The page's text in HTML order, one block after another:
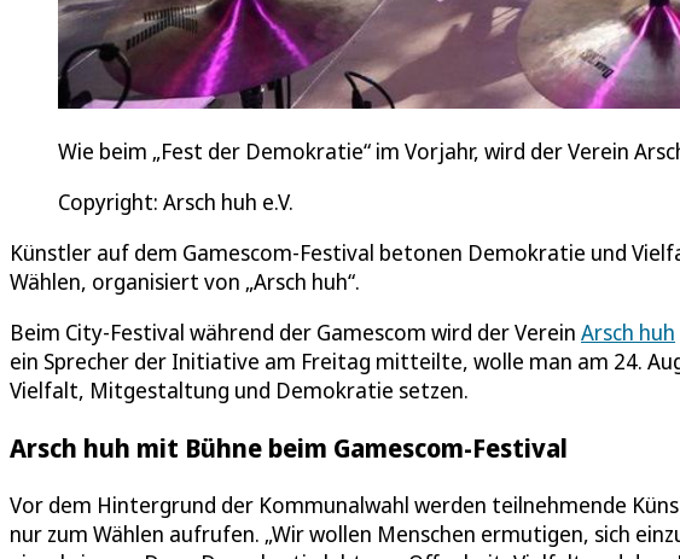
Wie beim „Fest der Demokratie“ im Vorjahr, wird der Verein
Copyright: Arsch huh e.V.
Künstler auf dem Gamescom-Festival betonen Demokratie und
Wählen, organisiert von „Arsch huh“.
Beim City-Festival während der Gamescom wird der Verein Arsch huh
ein Sprecher der Initiative am Freitag mitteilte, wolle man am 24.
Vielfalt, Mitgestaltung und Demokratie setzen.
Arsch huh mit Bühne beim Gamescom-Festival
Vor dem Hintergrund der Kommunalwahl werden teilnehmende
nur zum Wählen aufrufen. „Wir wollen Menschen ermutigen, sich